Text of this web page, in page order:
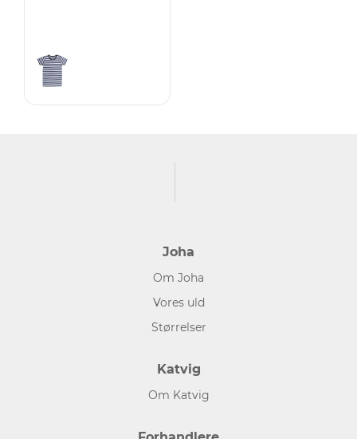
Joha
Om Joha
Vores uld
Størrelser
Katvig
Om Katvig